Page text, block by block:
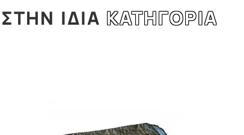
ΣΤΗΝ ΙΔΙΑ ΚΑΤΗΓΟΡΙΑ